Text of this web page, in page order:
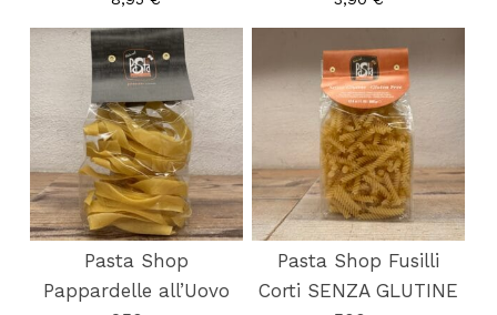
Pasta Shop
Pappardelle all’Uovo
Pasta Shop Fusilli
Corti SENZA GLUTINE